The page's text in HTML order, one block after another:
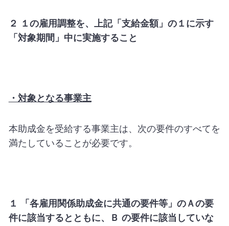
２ １の雇用調整を、上記「支給金額」の１に示す
「対象期間」中に実施すること
・対象となる事業主
本助成金を受給する事業主は、次の要件のすべてを
満たしていることが必要です。
１ 「各雇用関係助成金に共通の要件等」のＡの要
件に該当するとともに、Ｂ の要件に該当していな